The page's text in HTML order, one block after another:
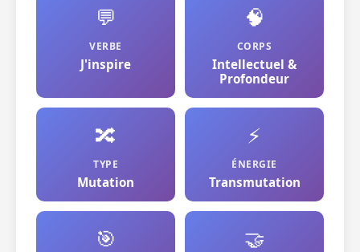
💬
VERBE
J'inspire
🧠
CORPS
Intellectuel &
Profondeur
🔀
TYPE
Mutation
⚡
ÉNERGIE
Transmutation
🎯 🤝